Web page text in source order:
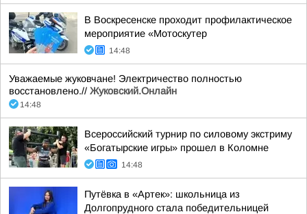
В Воскресенске проходит профилактическое
мероприятие «Мотоскутер
14:48
Уважаемые жуковчане! Электричество полностью
восстановлено.// Жуковский.Онлайн
14:48
Всероссийский турнир по силовому экстриму
«Богатырские игры» прошел в Коломне
14:48
Путёвка в «Артек»: школьница из
Долгопрудного стала победительницей